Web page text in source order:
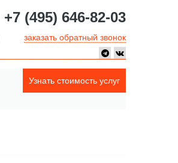
+7 (495) 646-82-03
заказать обратный звонок
Узнать стоимость услуг